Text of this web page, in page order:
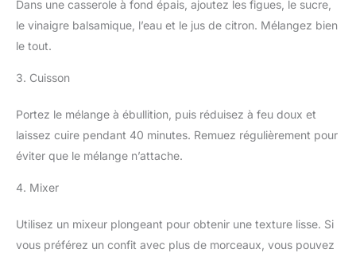
Dans une casserole à fond épais, ajoutez les figues, le sucre,
le vinaigre balsamique, l’eau et le jus de citron. Mélangez bien
le tout.
3. Cuisson
Portez le mélange à ébullition, puis réduisez à feu doux et
laissez cuire pendant 40 minutes. Remuez régulièrement pour
éviter que le mélange n’attache.
4. Mixer
Utilisez un mixeur plongeant pour obtenir une texture lisse. Si
vous préférez un confit avec plus de morceaux, vous pouvez